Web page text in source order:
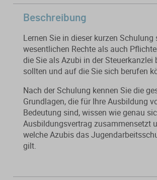
FormularPilot
Gebühren­berechnung leicht
gemacht
Der DWS StBVV-Rechner
unterstützt Sie bei der schnellen
und korrekten
Gebührenberechnung.
IT-Sicherheit
Von der Ausbildung bis zur
erfolgreichen Prüfung – entdecken
Sie unsere Ausbildungsbegleitung
für Steuerfachangestellte.
Gebührenrecht
Praxisvereinbarungen
Beratungsfelder
Gemeinnützigkeit
Nachfolgeberatung
Sanierungsberatung
Beschreibung
Lernen Sie in dieser kurzen
wesentlichen Rechte als auch
die Sie als Azubi in der Steuerkanzlei
sollten und auf die Sie sich berufen
Nach der Schulung kennen Sie die
Grundlagen, die für Ihre Ausbildung
Bedeutung sind, wissen wie genau
Ausbildungsvertrag zusammensetzt
welche Azubis das
gilt.